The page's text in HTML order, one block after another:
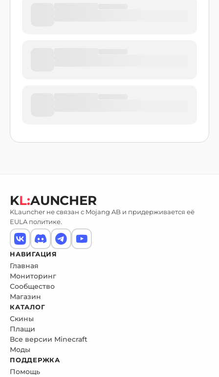
KL:AUNCHER
KLauncher не связан с Mojang AB и придерживается её
EULA политике.
НАВИГАЦИЯ
Главная
Мониторинг
Сообщество
Магазин
КАТАЛОГ
Скины
Плащи
Все версии Minecraft
Моды
ПОДДЕРЖКА
Помощь